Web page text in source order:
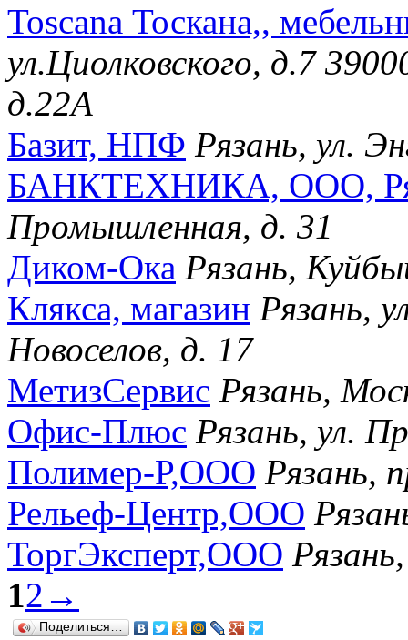
Toscana Тоскана,,
ул.Циолковского, д.7
д.22А
Базит, НПФ Рязань, ул.
БАНКТЕХНИКА, ООО,
Промышленная, д. 31
Диком-Ока Рязань,
Клякса, магазин Рязань,
Новоселов, д. 17
МетизСервис Рязань,
Офис-Плюс Рязань, ул.
Полимер-Р,ООО Рязань,
Рельеф-Центр,ООО
ТоргЭксперт,ООО
12 →
Поделиться…